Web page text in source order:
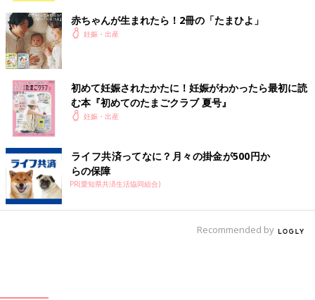
赤ちゃんが生まれたら！2冊の「たまひよ」
妊娠・出産
初めて妊娠されたかたに！妊娠がわかったら最初に読
む本『初めてのたまごクラブ 夏号』
妊娠・出産
ライフ共済ってなに？月々の掛金が500円か
らの保障
PR(愛知県共済生活協同組合)
Recommended by